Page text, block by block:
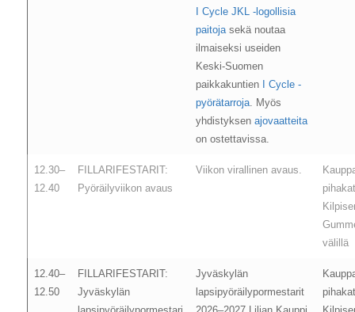
I Cycle JKL -logollisia
paitojasekä noutaa
ilmaiseksi useiden
Keski-Suomen
paikkakuntien
I Cycle -
pyörätarroja. Myös
yhdistyksen ajovaatteita
on ostettavissa.
12.30–
12.40
FILLARIFESTARIT:
Pyöräilyviikon avaus
Viikon virallinen avaus.
välillä
12.40–
12.50
FILLARIFESTARIT:
Jyväskylän
Jyväskylän
lapsipyöräilypormestarit